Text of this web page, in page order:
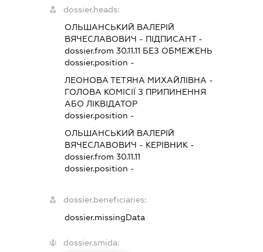
dossier.heads:
ОЛЬШАНСЬКИЙ ВАЛЕРІЙ
ВЯЧЕСЛАВОВИЧ - ПІДПИСАНТ-
dossier.from 30.11.11 БЕЗ ОБМЕЖЕНЬ
dossier.position -
ЛЕОНОВА ТЕТЯНА МИХАЙЛІВНА -
ГОЛОВА КОМІСІЇ З ПРИПИНЕННЯ
АБО ЛІКВІДАТОР
dossier.position -
ОЛЬШАНСЬКИЙ ВАЛЕРІЙ
ВЯЧЕСЛАВОВИЧ - КЕРІВНИК -
dossier.from 30.11.11
dossier.position -
dossier.beneficiaries:
dossier.missingData
dossier.smida: